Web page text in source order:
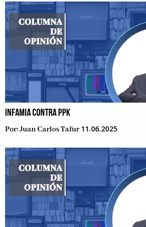
INFAMIA CONTRA PPK
Por:Juan Carlos Tafur 11.06.2025